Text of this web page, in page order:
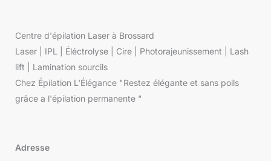
Centre d'épilation Laser à Brossard
Laser | IPL | Éléctrolyse | Cire | Photorajeunissement | Lash
lift | Lamination sourcils
Chez Épilation L'Élégance "Restez élégante et sans poils
grâce a l'épilation permanente "
Adresse